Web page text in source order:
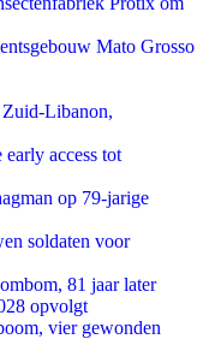
Mato Grosso
Libanon,
access tot
op 79-jarige
soldaten voor
81 jaar later
opvolgt
vier gewonden